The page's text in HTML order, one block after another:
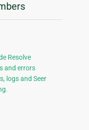
Resolve
and errors
logs and Seer